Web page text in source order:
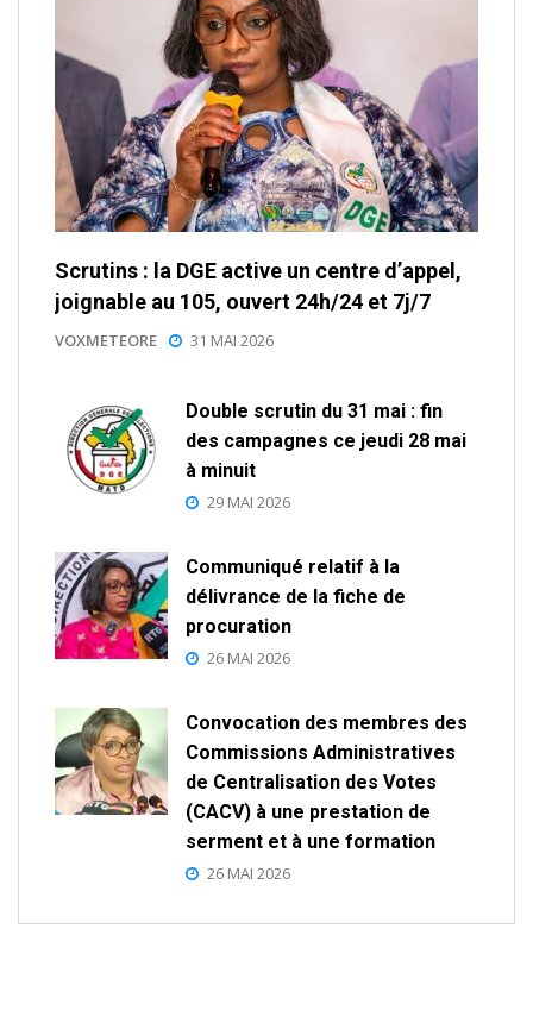
Scrutins : la DGE active un centre d’appel,
joignable au 105, ouvert 24h/24 et 7j/7
VOXMETEORE 31 MAI 2026
Double scrutin du 31 mai : fin
des campagnes ce jeudi 28 mai
à minuit
29 MAI 2026
Communiqué relatif à la
délivrance de la fiche de
procuration
26 MAI 2026
Convocation des membres des
Commissions Administratives
de Centralisation des Votes
(CACV) à une prestation de
serment et à une formation
26 MAI 2026